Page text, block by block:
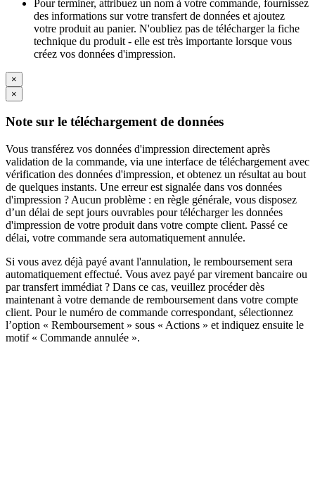
Pour terminer, attribuez un nom à votre commande, fournissez
des informations sur votre transfert de données et ajoutez
votre produit au panier. N'oubliez pas de télécharger la fiche
technique du produit - elle est très importante lorsque vous
créez vos données d'impression.
×
×
Note sur le téléchargement de données
Vous transférez vos données d'impression directement après
validation de la commande, via une interface de téléchargement avec
vérification des données d'impression, et obtenez un résultat au bout
de quelques instants. Une erreur est signalée dans vos données
d'impression ? Aucun problème : en règle générale, vous disposez
d’un délai de sept jours ouvrables pour télécharger les données
d'impression de votre produit dans votre compte client. Passé ce
délai, votre commande sera automatiquement annulée.
Si vous avez déjà payé avant l'annulation, le remboursement sera
automatiquement effectué. Vous avez payé par virement bancaire ou
par transfert immédiat ? Dans ce cas, veuillez procéder dès
maintenant à votre demande de remboursement dans votre compte
client. Pour le numéro de commande correspondant, sélectionnez
l’option « Remboursement » sous « Actions » et indiquez ensuite le
motif « Commande annulée ».